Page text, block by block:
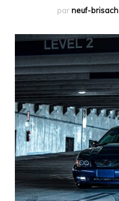
parneuf-brisach